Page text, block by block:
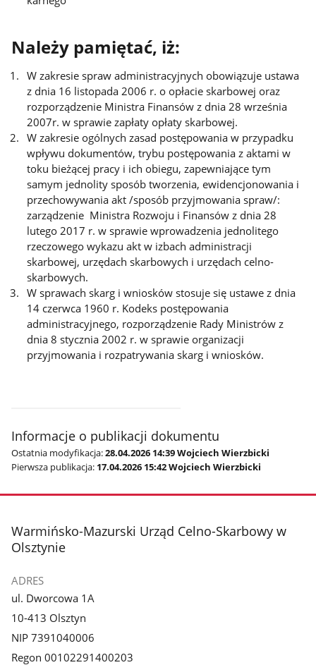
Należy pamiętać, iż:
W zakresie spraw administracyjnych obowiązuje ustawa
z dnia 16 listopada 2006 r. o opłacie skarbowej oraz
rozporządzenie Ministra Finansów z dnia 28 września
2007r. w sprawie zapłaty opłaty skarbowej.
W zakresie ogólnych zasad postępowania w przypadku
wpływu dokumentów, trybu postępowania z aktami w
toku bieżącej pracy i ich obiegu, zapewniające tym
samym jednolity sposób tworzenia, ewidencjonowania i
przechowywania akt /sposób przyjmowania spraw/:
zarządzenie Ministra Rozwoju i Finansów z dnia 28
lutego 2017 r. w sprawie wprowadzenia jednolitego
rzeczowego wykazu akt w izbach administracji
skarbowej, urzędach skarbowych i urzędach celno-
skarbowych.
W sprawach skarg i wniosków stosuje się ustawe z dnia
14 czerwca 1960 r. Kodeks postępowania
administracyjnego, rozporządzenie Rady Ministrów z
dnia 8 stycznia 2002 r. w sprawie organizacji
przyjmowania i rozpatrywania skarg i wniosków.
Informacje o publikacji dokumentu
Ostatnia modyfikacja:28.04.2026 14:39 Wojciech Wierzbicki
Pierwsza publikacja: 17.04.2026 15:42 Wojciech Wierzbicki
stopka
Warmińsko-Mazurski Urząd Celno-Skarbowy w
Olsztynie
ADRES
ul. Dworcowa 1A
10-413 Olsztyn
NIP 7391040006
Regon 00102291400203